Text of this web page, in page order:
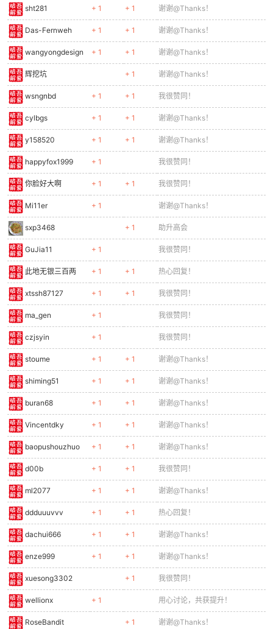
sht281 + 1 + 1 谢谢@Thanks！
Das-Fernweh + 1 + 1 谢谢@Thanks！
wangyongdesign + 1 + 1 谢谢@Thanks！
辉挖坑 + 1 谢谢@Thanks！
wsngnbd + 1 + 1 我很赞同！
cylbgs + 1 + 1 谢谢@Thanks！
y158520 + 1 + 1 谢谢@Thanks！
happyfox1999 + 1 我很赞同！
你脸好大啊 + 1 + 1 我很赞同！
Mi11er + 1 谢谢@Thanks！
sxp3468 + 1 助升高会
GuJia11 + 1 我很赞同！
此地无银三百两 + 1 + 1 热心回复！
xtssh87127 + 1 + 1 我很赞同！
ma_gen + 1 我很赞同！
czjsyin + 1 我很赞同！
stoume + 1 + 1 谢谢@Thanks！
shiming51 + 1 + 1 谢谢@Thanks！
buran68 + 1 + 1 谢谢@Thanks！
Vincentdky + 1 + 1 谢谢@Thanks！
baopushouzhuo + 1 + 1 谢谢@Thanks！
d00b + 1 + 1 我很赞同！
ml2077 + 1 + 1 谢谢@Thanks！
ddduuuvvv + 1 + 1 热心回复！
dachui666 + 1 + 1 谢谢@Thanks！
enze999 + 1 + 1 谢谢@Thanks！
xuesong3302 + 1 我很赞同！
wellionx + 1 用心讨论，共获提升！
RoseBandit + 1 谢谢@Thanks！